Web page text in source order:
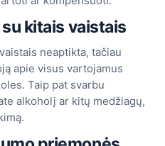
kitais vaistais
neaptikta, tačiau
apie visus vartojamus
Taip pat svarbu
alkoholį ar kitų medžiagų,